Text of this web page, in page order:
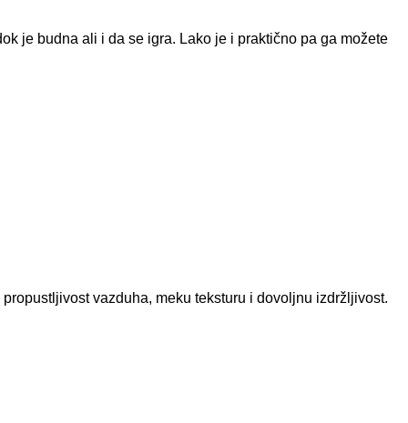
je budna ali i da se igra. Lako je i praktično pa ga možete
vazduha, meku teksturu i dovoljnu izdržljivost.